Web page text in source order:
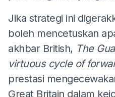
Jika strategi ini
boleh mencetuskan
akhbar British, The
virtuous cycle of
prestasi
Great Britain dalam